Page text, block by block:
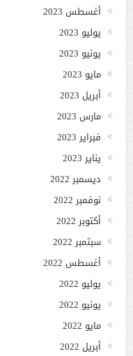
أغسطس 2023
يوليو 2023
يونيو 2023
مايو 2023
أبريل 2023
مارس 2023
فبراير 2023
يناير 2023
ديسمبر 2022
نوفمبر 2022
أكتوبر 2022
سبتمبر 2022
أغسطس 2022
يوليو 2022
يونيو 2022
مايو 2022
أبريل 2022